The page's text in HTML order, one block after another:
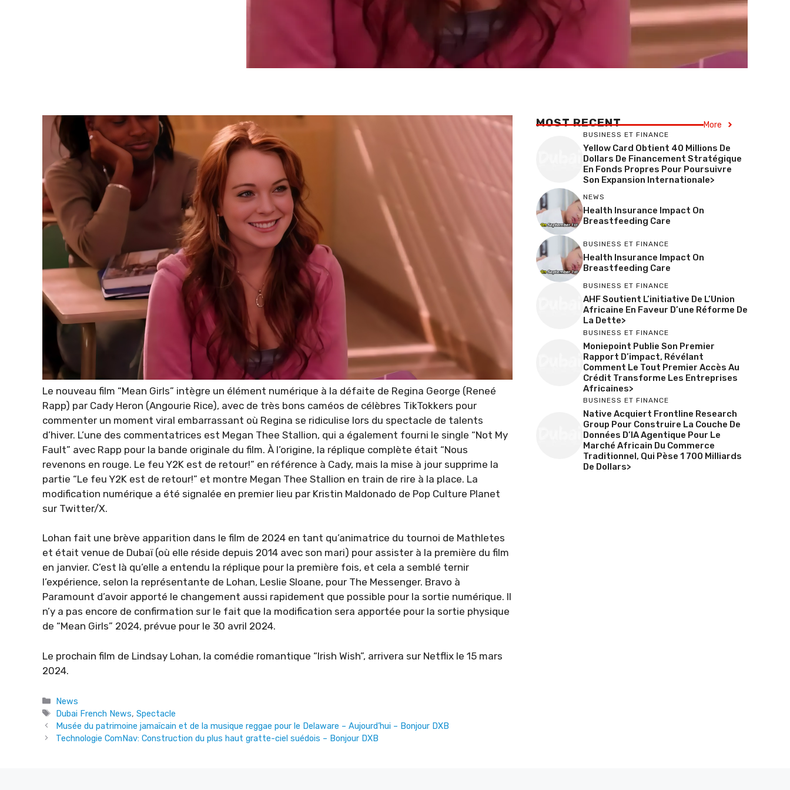
Le nouveau film “Mean Girls” intègre un élément numérique à la défaite de Regina George (Reneé
Rapp) par Cady Heron (Angourie Rice), avec de très bons caméos de célèbres TikTokkers pour
commenter un moment viral embarrassant où Regina se ridiculise lors du spectacle de talents
d’hiver. L’une des commentatrices est Megan Thee Stallion, qui a également fourni le single “Not My
Fault” avec Rapp pour la bande originale du film. À l’origine, la réplique complète était “Nous
revenons en rouge. Le feu Y2K est de retour!” en référence à Cady, mais la mise à jour supprime la
partie “Le feu Y2K est de retour!” et montre Megan Thee Stallion en train de rire à la place. La
modification numérique a été signalée en premier lieu par Kristin Maldonado de Pop Culture Planet
sur Twitter/X.
Lohan fait une brève apparition dans le film de 2024 en tant qu’animatrice du tournoi de Mathletes
et était venue de Dubaï (où elle réside depuis 2014 avec son mari) pour assister à la première du film
en janvier. C’est là qu’elle a entendu la réplique pour la première fois, et cela a semblé ternir
l’expérience, selon la représentante de Lohan, Leslie Sloane, pour The Messenger. Bravo à
Paramount d’avoir apporté le changement aussi rapidement que possible pour la sortie numérique. Il
n’y a pas encore de confirmation sur le fait que la modification sera apportée pour la sortie physique
de “Mean Girls” 2024, prévue pour le 30 avril 2024.
Le prochain film de Lindsay Lohan, la comédie romantique “Irish Wish”, arrivera sur Netflix le 15 mars
2024.
Categories
News
Tags
Dubai French News,Spectacle
Musée du patrimoine jamaïcain et de la musique reggae pour le Delaware – Aujourd’hui – Bonjour DXB
Technologie ComNav: Construction du plus haut gratte-ciel suédois – Bonjour DXB
MOST RECENT More
BUSINESS ET FINANCE
Yellow Card Obtient 40 Millions De
Dollars De Financement Stratégique
En Fonds Propres Pour Poursuivre
Son Expansion Internationale>
NEWS
Health Insurance Impact On
Breastfeeding Care
BUSINESS ET FINANCE
Health Insurance Impact On
Breastfeeding Care
BUSINESS ET FINANCE
AHF Soutient L’initiative De L’Union
Africaine En Faveur D’une Réforme De
La Dette>
BUSINESS ET FINANCE
Moniepoint Publie Son Premier
Rapport D’impact, Révélant
Comment Le Tout Premier Accès Au
Crédit Transforme Les Entreprises
Africaines>
BUSINESS ET FINANCE
Native Acquiert Frontline Research
Group Pour Construire La Couche De
Données D’IA Agentique Pour Le
Marché Africain Du Commerce
Traditionnel, Qui Pèse 1 700 Milliards
De Dollars>